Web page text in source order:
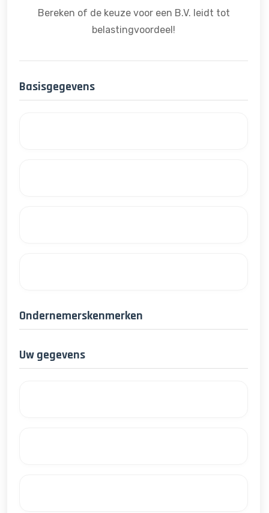
Bereken of de keuze voor een B.V. leidt tot
belastingvoordeel!
Basisgegevens
Ondernemerskenmerken
Uw gegevens